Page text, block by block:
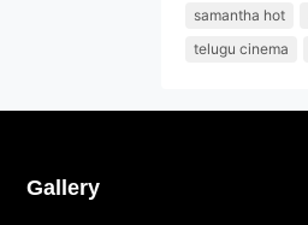
samantha hot
telugu cinema
Gallery